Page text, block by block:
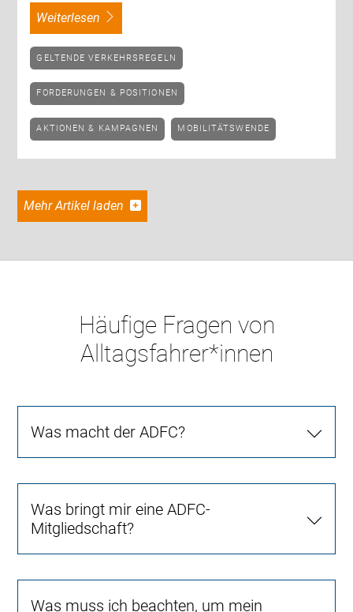
weiterlesen
GELTENDE VERKEHRSREGELN
FORDERUNGEN & POSITIONEN
AKTIONEN & KAMPAGNEN MOBILITÄTSWENDE
Mehr Artikel laden
Häufige Fragen von
Alltagsfahrer*innen
Was macht der ADFC?
Was bringt mir eine ADFC-
Mitgliedschaft?
Was muss ich beachten, um mein